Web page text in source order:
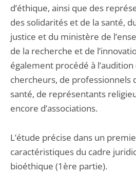
d’éthique, ainsi que des
des solidarités et de la santé,
justice et du ministère de
de la recherche et de
également procédé à
chercheurs, de professionnels
santé, de représentants
encore d’associations.
L’étude précise dans un
caractéristiques du cadre
bioéthique (1ère partie).